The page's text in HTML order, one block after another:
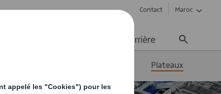
Contact Maroc
Carrière
Plateaux